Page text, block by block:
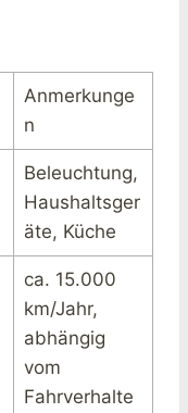
Anmerkunge
n
Beleuchtung,
Haushaltsger
äte, Küche
ca. 15.000
km/Jahr,
abhängig
vom
Fahrverhalte